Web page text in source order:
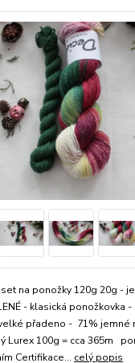
na ponožky 120g 20g -
- klasická ponožkovka
přadeno - 71% jemné
Lurex 100g = cca 365m
Certifikace... celý popis